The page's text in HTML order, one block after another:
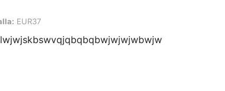
EUR37